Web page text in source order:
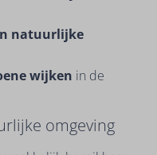
natuurlijke
wijken in de
omgeving